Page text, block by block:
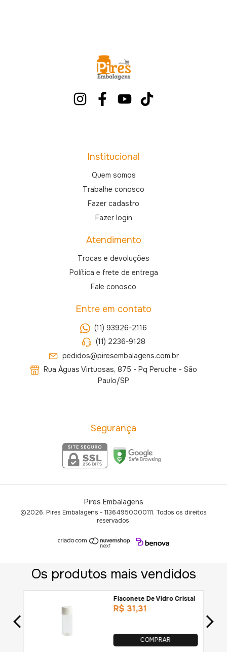
Institucional
Quem somos
Trabalhe conosco
Fazer cadastro
Fazer login
Atendimento
Trocas e devoluções
Política e frete de entrega
Fale conosco
Entre em contato
(11) 93926-2116
(11) 2236-9128
pedidos@piresembalagens.com.br
Rua Águas Virtuosas, 875 - Pq Peruche - São
Paulo/SP
Segurança
Pires Embalagens
©2026. Pires Embalagens - 11364950000111. Todos os direitos
reservados.